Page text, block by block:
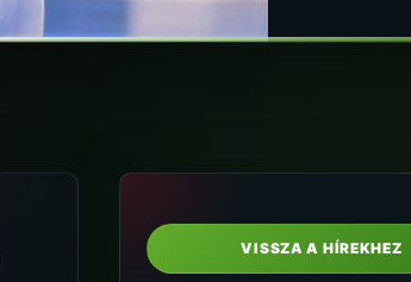
VISSZA A HÍREKHEZ